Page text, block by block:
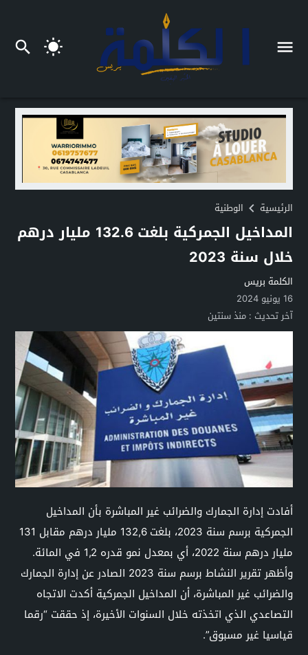
الرئيسية الوطنية
المداخيل الجمركية بلغت 132.6 مليار درهم
خلال سنة 2023
الكلمة بريس
16 يونيو 2024
آخر تحديث :منذ سنتين
أفادت إدارة الجمارك والضرائب غير المباشرة بأن المداخيل
الجمركية برسم سنة 2023، بلغت 132,6 مليار درهم مقابل 131
مليار درهم سنة 2022، أي بمعدل نمو قدره 1,2 في المائة.
وأظهر تقرير النشاط برسم سنة 2023 الصادر عن إدارة الجمارك
والضرائب غير المباشرة، أن المداخيل الجمركية أكدت الاتجاه
التصاعدي الذي اتخذته خلال السنوات الأخيرة، إذ حققت “رقما
قياسيا غير مسبوق”.